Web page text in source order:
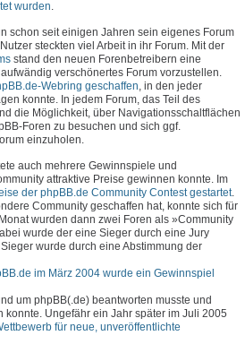
wurden
schon seit einigen Jahren sein eigenes Forum
steckten viel Arbeit in ihr Forum. Mit der
stand den neuen Forenbetreibern eine
verschönertes Forum vorzustellen.
Webring geschaffen, in den jeder
konnte. In jedem Forum, das Teil des
die Möglichkeit, über Navigationsschaltflächen
Foren zu besuchen und sich ggf.
einzuholen.
auch mehrere Gewinnspiele und
attraktive Preise gewinnen konnte. Im
der phpBB.de Community Contest gestartet.
Community geschaffen hat, konnte sich für
wurden dann zwei Foren als »Community
wurde der eine Sieger durch eine Jury
wurde durch eine Abstimmung der
im März 2004 wurde ein Gewinnspiel
um phpBB(.de) beantworten musste und
Ungefähr ein Jahr später im Juli 2005
für neue, unveröffentlichte